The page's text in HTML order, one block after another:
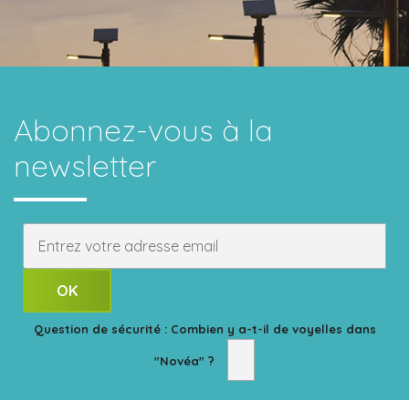
Abonnez-vous à la
newsletter
Question de sécurité : Combien y a-t-il de voyelles dans
"Novéa" ?